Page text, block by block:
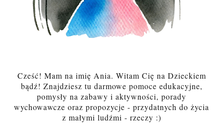
Cześć! Mam na imię Ania. Witam Cię na Dzieckiem
bądź! Znajdziesz tu darmowe pomoce edukacyjne,
pomysły na zabawy i aktywności, porady
wychowawcze oraz propozycje - przydatnych do życia
z małymi ludźmi - rzeczy :)